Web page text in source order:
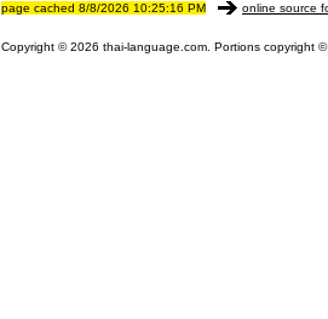
page cached 8/8/2026 10:25:16 PM online source
Copyright © 2026 thai-language.com. Portions copyright